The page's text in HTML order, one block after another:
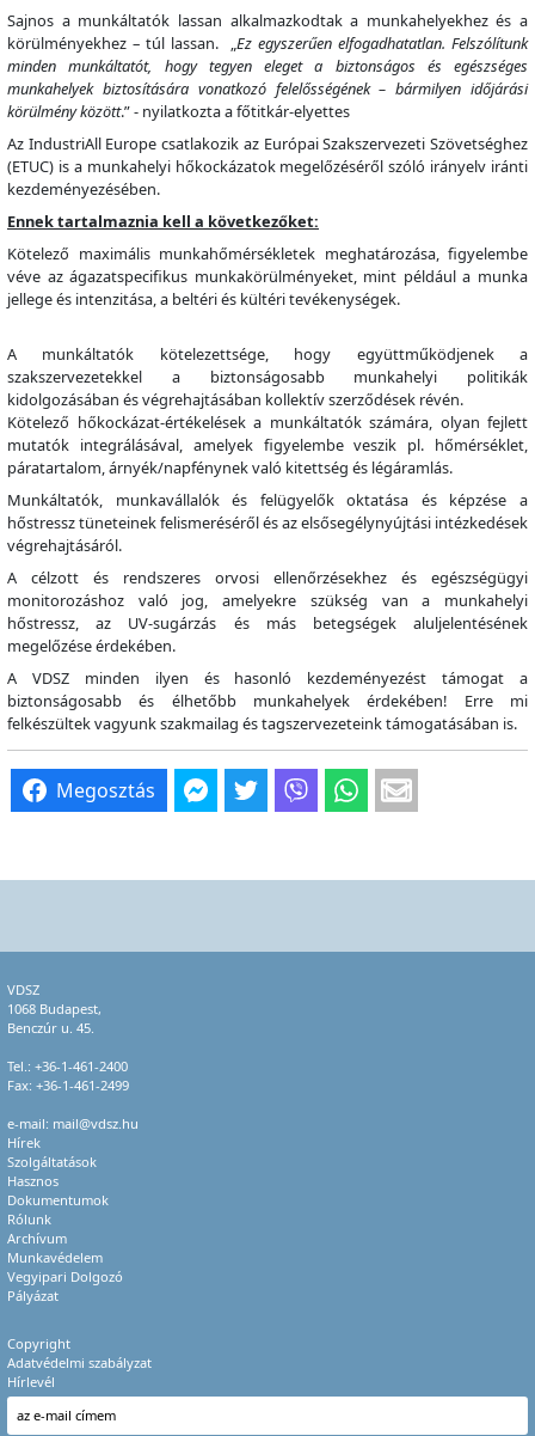
Sajnos a munkáltatók lassan alkalmazkodtak a munkahelyekhez és a
körülményekhez – túl lassan. „Ez egyszerűen elfogadhatatlan. Felszólítunk
minden munkáltatót, hogy tegyen eleget a biztonságos és egészséges
munkahelyek biztosítására vonatkozó felelősségének – bármilyen időjárási
körülmény között.” - nyilatkozta a főtitkár-elyettes
Az IndustriAll Europe csatlakozik az Európai Szakszervezeti Szövetséghez
(ETUC) is a munkahelyi hőkockázatok megelőzéséről szóló irányelv iránti
kezdeményezésében.
Ennek tartalmaznia kell a következőket:
Kötelező maximális munkahőmérsékletek meghatározása, figyelembe
véve az ágazatspecifikus munkakörülményeket, mint például a munka
jellege és intenzitása, a beltéri és kültéri tevékenységek.
A munkáltatók kötelezettsége, hogy együttműködjenek a
szakszervezetekkel a biztonságosabb munkahelyi politikák
kidolgozásában és végrehajtásában kollektív szerződések révén.
Kötelező hőkockázat-értékelések a munkáltatók számára, olyan fejlett
mutatók integrálásával, amelyek figyelembe veszik pl. hőmérséklet,
páratartalom, árnyék/napfénynek való kitettség és légáramlás.
Munkáltatók, munkavállalók és felügyelők oktatása és képzése a
hőstressz tüneteinek felismeréséről és az elsősegélynyújtási intézkedések
végrehajtásáról.
A célzott és rendszeres orvosi ellenőrzésekhez és egészségügyi
monitorozáshoz való jog, amelyekre szükség van a munkahelyi
hőstressz, az UV-sugárzás és más betegségek aluljelentésének
megelőzése érdekében.
A VDSZ minden ilyen és hasonló kezdeményezést támogat a
biztonságosabb és élhetőbb munkahelyek érdekében! Erre mi
felkészültek vagyunk szakmailag és tagszervezeteink támogatásában is.
Megosztás
VDSZ
1068 Budapest,
Benczúr u. 45.
Tel.: +36-1-461-2400
Fax: +36-1-461-2499
e-mail: mail@vdsz.hu
Hírek
Szolgáltatások
Hasznos
Dokumentumok
Rólunk
Archívum
Munkavédelem
Vegyipari Dolgozó
Pályázat
Copyright
Adatvédelmi szabályzat
Hírlevél